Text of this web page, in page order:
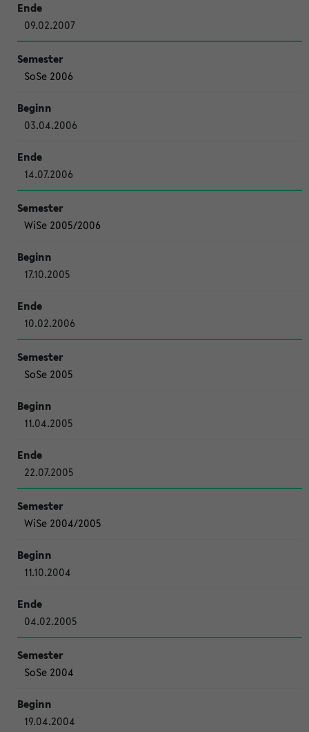
09.02.2007
SoSe 2006
03.04.2006
14.07.2006
WiSe 2005/2006
17.10.2005
10.02.2006
SoSe 2005
11.04.2005
22.07.2005
WiSe 2004/2005
11.10.2004
04.02.2005
SoSe 2004
19.04.2004